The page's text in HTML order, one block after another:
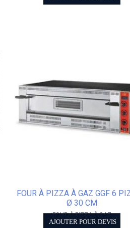
FOUR À PIZZA À GAZ GGF 6
Ø 30 CM
FOUR À PIZZA À GAZ
AJOUTER POUR DEVIS